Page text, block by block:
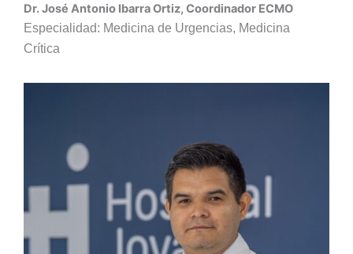
Dr. José Antonio Ibarra Ortiz, Coordinador ECMO
Especialidad: Medicina de Urgencias, Medicina
Crítica